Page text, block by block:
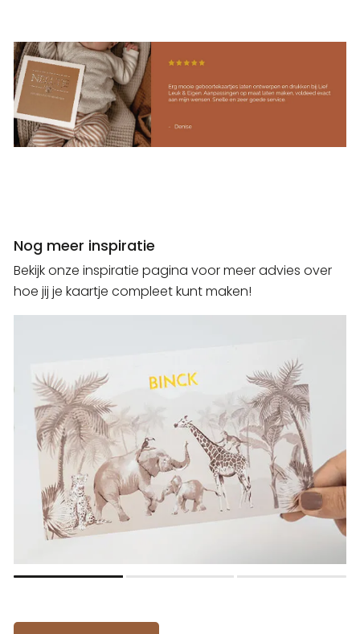
Nog meer inspiratie
Bekijk onze inspiratie pagina voor meer advies over
hoe jij je kaartje compleet kunt maken!